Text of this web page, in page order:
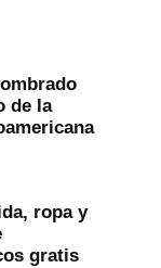
de la
ropa y
gratis